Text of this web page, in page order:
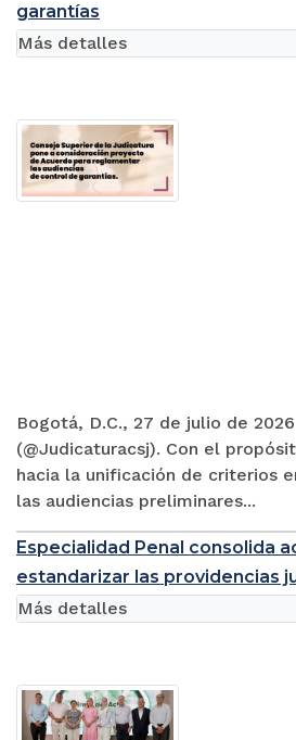
garantías
Bogotá, D.C., 27 de julio de 2026
(@Judicaturacsj). Con el
hacia la unificación de criterios
las audiencias preliminares...
Más detalles
Especialidad Penal consolida
estandarizar las providencias
Más detalles